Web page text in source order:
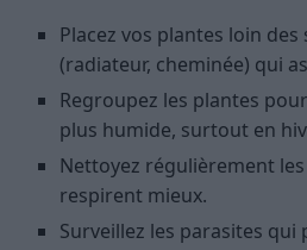
Placez vos plantes loin
(radiateur, cheminée) qui
Regroupez les plantes
plus humide, surtout en
Nettoyez régulièrement
respirent mieux.
Surveillez les parasites